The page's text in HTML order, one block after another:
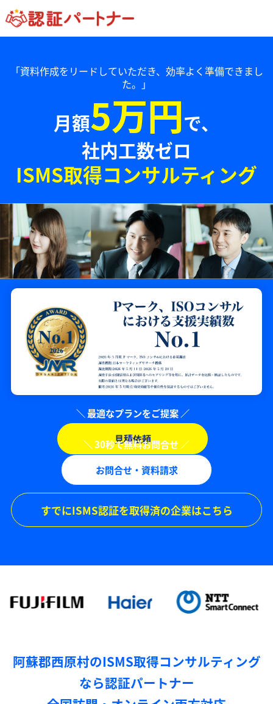
「資料作成をリードしていただき、効率よく準備できまし
た。」
月額5万円で、
社内工数ゼロ
ISMS取得コンサルティング
見積依頼
お問合せ・資料請求
すでにISMS認証を取得済の企業はこちら
阿蘇郡西原村のISMS取得コンサルティング
なら認証パートナー